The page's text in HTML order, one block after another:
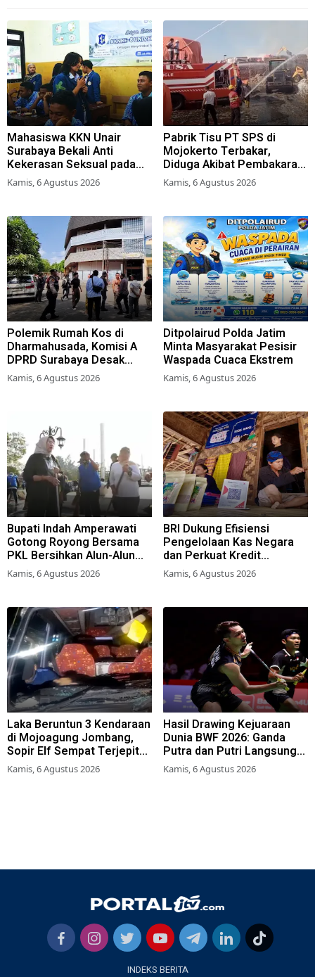
Mahasiswa KKN Unair
Surabaya Bekali Anti
Kekerasan Seksual pada
Siswa SMK
Kamis, 6 Agustus 2026
Pabrik Tisu PT SPS di
Mojokerto Terbakar,
Diduga Akibat Pembakaran
Lahan Tebu
Kamis, 6 Agustus 2026
Polemik Rumah Kos di
Dharmahusada, Komisi A
DPRD Surabaya Desak
Pemkot Terbitkan Perwali
Perda Hunian Layak
Kamis, 6 Agustus 2026
Ditpolairud Polda Jatim
Minta Masyarakat Pesisir
Waspada Cuaca Ekstrem
Kamis, 6 Agustus 2026
Bupati Indah Amperawati
Gotong Royong Bersama
PKL Bersihkan Alun-Alun
Lumajang
Kamis, 6 Agustus 2026
BRI Dukung Efisiensi
Pengelolaan Kas Negara
dan Perkuat Kredit
Berkualitas demi Dongkrak
Sektor Riil
Kamis, 6 Agustus 2026
Laka Beruntun 3 Kendaraan
di Mojoagung Jombang,
Sopir Elf Sempat Terjepit
Kemudi
Kamis, 6 Agustus 2026
Hasil Drawing Kejuaraan
Dunia BWF 2026: Ganda
Putra dan Putri Langsung
Lolos Babak Kedua, 6 Wakil
Bertarung dari Awal
Kamis, 6 Agustus 2026
INDEKS BERITA